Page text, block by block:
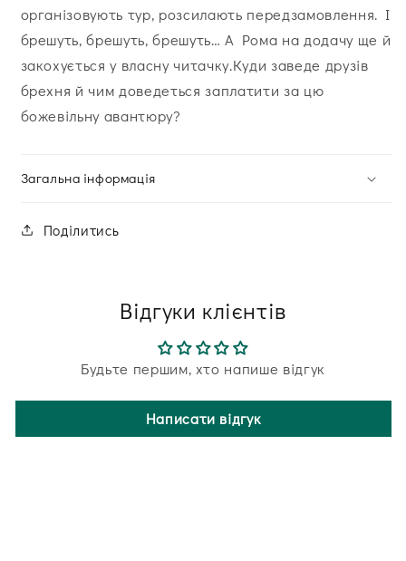
організовують тур, розсилають передзамовлення. І
брешуть, брешуть, брешуть… А Рома на додачу ще й
закохується у власну читачку.Куди заведе друзів
брехня й чим доведеться заплатити за цю
божевільну авантюру?
Загальна інформація
Поділитись
Відгуки клієнтів
Будьте першим, хто напише відгук
Написати відгук